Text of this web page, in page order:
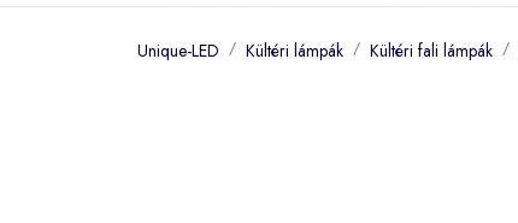
Unique-LED Kültéri lámpák Kültéri fali lámpák